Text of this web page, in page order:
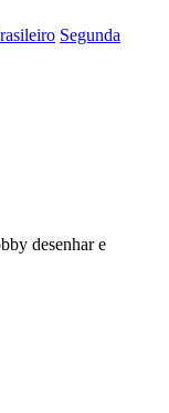
Segunda
desenhar e